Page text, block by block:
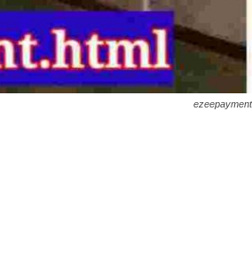
ezeepayment